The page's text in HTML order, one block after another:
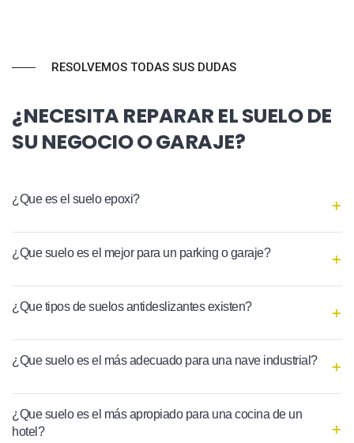
RESOLVEMOS TODAS SUS DUDAS
¿NECESITA REPARAR EL SUELO DE
SU NEGOCIO O GARAJE?
¿Que es el suelo epoxi?
¿Que suelo es el mejor para un parking o garaje?
¿Que tipos de suelos antideslizantes existen?
¿Que suelo es el más adecuado para una nave industrial?
¿Que suelo es el más apropiado para una cocina de un
hotel?